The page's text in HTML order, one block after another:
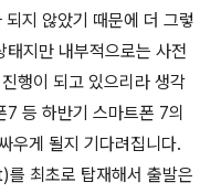
지 않았기 때문에 더 그렇
지만 내부적으로는 사전
행이 되고 있으리라 생각
등 하반기 스마트폰 7의
우게 될지 기다려집니다.
최초로 탑재해서 출발은